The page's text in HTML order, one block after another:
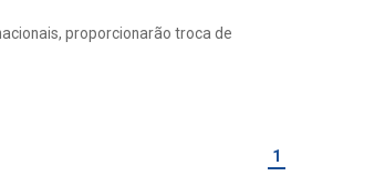
proporcionarão troca de
1